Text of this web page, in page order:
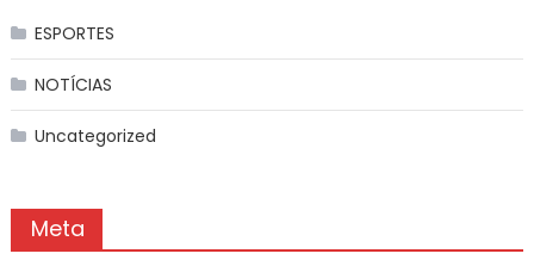
ESPORTES
NOTÍCIAS
Uncategorized
Meta